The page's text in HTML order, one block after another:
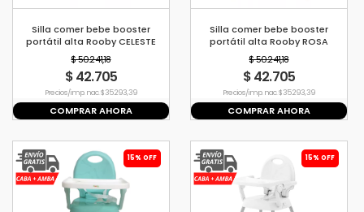
Silla comer bebe booster
portátil alta Rooby CELESTE
$ 50.241,18
$ 42.705
Precio s/imp. nac. $ 35.293,39
COMPRAR AHORA
Silla comer bebe booster
portátil alta Rooby ROSA
$ 50.241,18
$ 42.705
Precio s/imp. nac. $ 35.293,39
COMPRAR AHORA
15% OFF 15% OFF